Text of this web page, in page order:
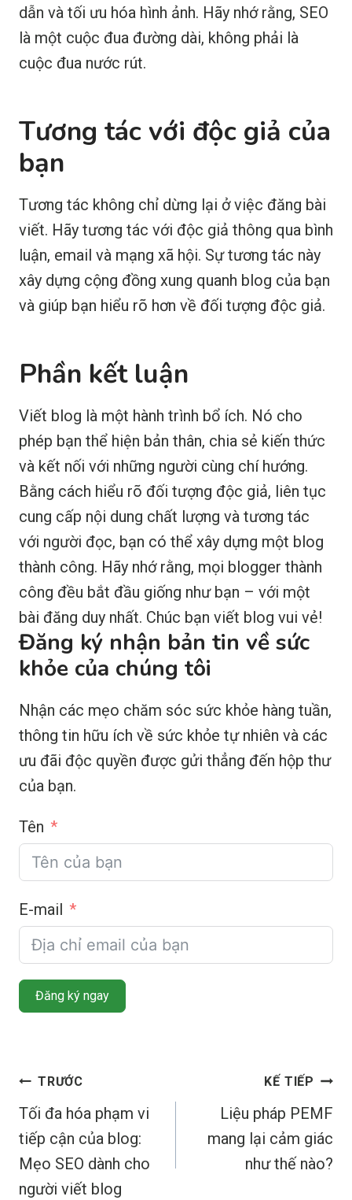
dẫn và tối ưu hóa hình ảnh. Hãy nhớ rằng, SEO
là một cuộc đua đường dài, không phải là
cuộc đua nước rút.
Tương tác với độc giả của
bạn
Tương tác không chỉ dừng lại ở việc đăng bài
viết. Hãy tương tác với độc giả thông qua bình
luận, email và mạng xã hội. Sự tương tác này
xây dựng cộng đồng xung quanh blog của bạn
và giúp bạn hiểu rõ hơn về đối tượng độc giả.
Phần kết luận
Viết blog là một hành trình bổ ích. Nó cho
phép bạn thể hiện bản thân, chia sẻ kiến thức
và kết nối với những người cùng chí hướng.
Bằng cách hiểu rõ đối tượng độc giả, liên tục
cung cấp nội dung chất lượng và tương tác
với người đọc, bạn có thể xây dựng một blog
thành công. Hãy nhớ rằng, mọi blogger thành
công đều bắt đầu giống như bạn – với một
bài đăng duy nhất. Chúc bạn viết blog vui vẻ!
Đăng ký nhận bản tin về sức
khỏe của chúng tôi
Nhận các mẹo chăm sóc sức khỏe hàng tuần,
thông tin hữu ích về sức khỏe tự nhiên và các
ưu đãi độc quyền được gửi thẳng đến hộp thư
của bạn.
Tên
E-mail
Đăng ký ngay
Điều
hướng
bài
viết
TRƯỚC
Tối đa hóa phạm vi
tiếp cận của blog:
Mẹo SEO dành cho
người viết blog
KẾ TIẾP
Liệu pháp PEMF
mang lại cảm giác
như thế nào?